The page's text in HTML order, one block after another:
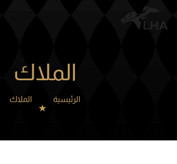
الملاك
الرئيسية الملاك